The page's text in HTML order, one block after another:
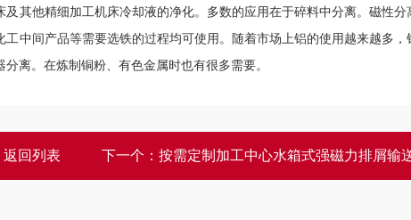
其他精细加工机床冷却液的净化。多数的应用在于碎料中分离。磁性分
中间产品等需要选铁的过程均可使用。随着市场上铝的使用越来越多，
离。在炼制铜粉、有色金属时也有很多需要。
返回列表 下一个： 按需定制加工中心水箱式强磁力排屑输